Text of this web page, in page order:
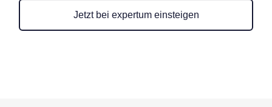
Jetzt bei expertum einsteigen